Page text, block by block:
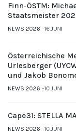
Finn-ÖSTM:
Staatsmeister
NEWS 2026 16.JUNI
Österreichische
Urlesberger
und Jakob
Gubi (UYCMo)
NEWS 2026 10.JUNI
Cape31: STELLA
NEWS 2026 10.JUNI